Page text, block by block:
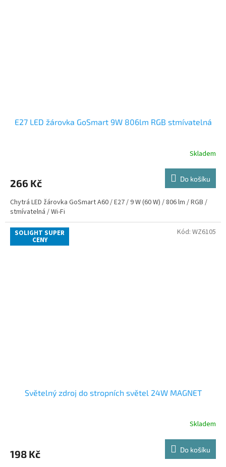
E27 LED žárovka GoSmart 9W 806lm RGB stmívatelná
Skladem
266 Kč Do košíku
Chytrá LED žárovka GoSmart A60 / E27 / 9 W (60 W) / 806 lm / RGB /
stmívatelná / Wi-Fi
SOLIGHT SUPER
CENY
Světelný zdroj do stropních světel 24W MAGNET
Skladem
198 Kč Do košíku
Kód: WZ6105